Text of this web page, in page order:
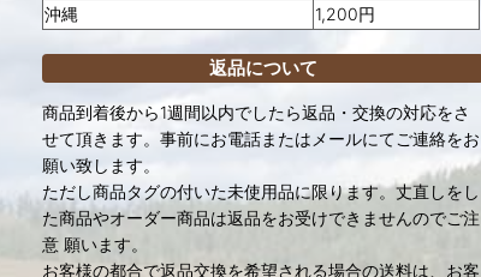
沖縄
1,200円
返品について
商品到着後から1週間以内でしたら返品・交換の対応をさ
せて頂きます。事前にお電話またはメールにてご連絡をお
願い致します。
ただし商品タグの付いた未使用品に限ります。丈直しをし
た商品やオーダー商品は返品をお受けできませんのでご注
意 願います。
お客様の都合で返品交換を希望される場合の送料は、お客